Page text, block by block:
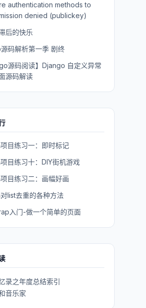
authentication methods to
denied (publickey)
后的快乐
码解析第一季 剧终
源码阅读】Django 自定义异常
源码解读
目练习一：即时标记
目练习十：DIY街机游戏
目练习二：画幅好画
list去重的各种方法
入门-做一个简单的页面
录之年度总结索引
音乐家